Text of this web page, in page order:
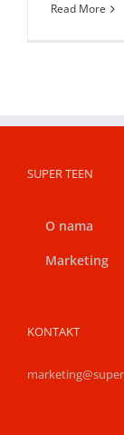
Read More
SUPER TEEN
O nama
Marketing
KONTAKT